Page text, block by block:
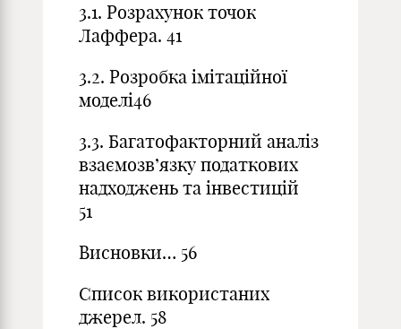
3.1. Розрахунок точок
Лаффера. 41
3.2. Розробка імітаційної
моделі46
3.3. Багатофакторний аналіз
взаємозв’язку податкових
надходжень та інвестицій
51
Висновки… 56
Список використаних
джерел. 58